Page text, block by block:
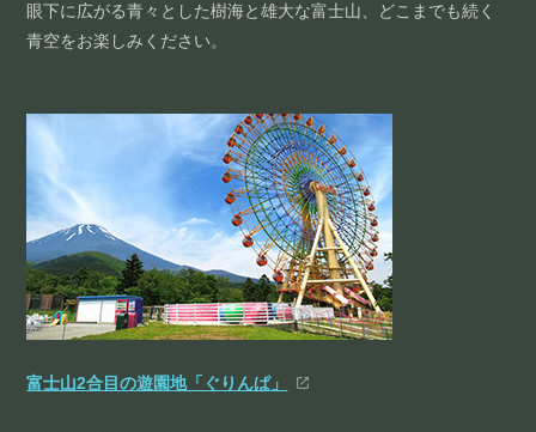
眼下に広がる青々とした樹海と雄大な富士山、どこまでも続く
青空をお楽しみください。
富士山2合目の遊園地「ぐりんぱ」